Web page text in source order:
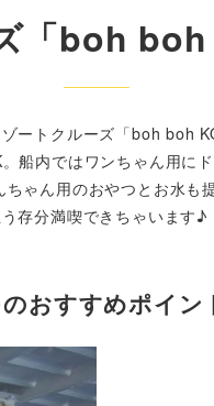
「boh boh
ートクルーズ「boh boh
船内ではワンちゃん用に
ゃん用のおやつとお水
存分満喫できちゃいます♪
おすすめポイン